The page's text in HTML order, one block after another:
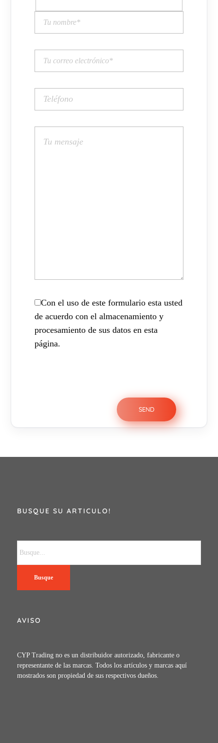
Con el uso de este formulario esta usted
de acuerdo con el almacenamiento y
procesamiento de sus datos en esta
página.
BUSQUE SU ARTICULO!
Busque
AVISO
CYP Trading no es un distribuidor autorizado, fabricante o
representante de las marcas. Todos los artículos y marcas aquí
mostrados son propiedad de sus respectivos dueños.